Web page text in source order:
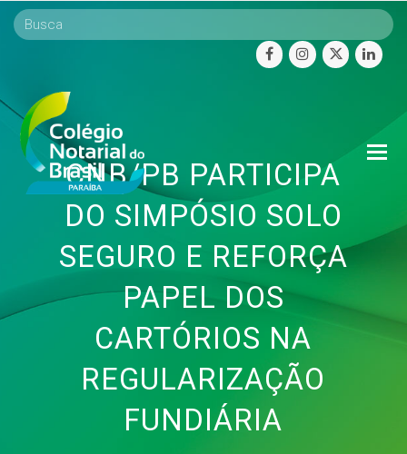
facebookinstagram
twitter
CNB/PB PARTICIPA
DO SIMPÓSIO SOLO
SEGURO E REFORÇA
PAPEL DOS
CARTÓRIOS NA
REGULARIZAÇÃO
FUNDIÁRIA